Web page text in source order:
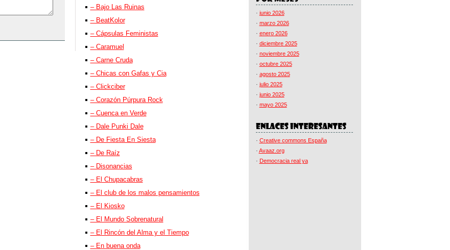
– Bajo Las Ruinas
– BeatKolor
– Cápsulas Feministas
– Caramuel
– Carne Cruda
– Chicas con Gafas y Cia
– Clickciber
– Corazón Púrpura Rock
– Cuenca en Verde
– Dale Punki Dale
– De Fiesta En Siesta
– De Raíz
– Disonancias
– El Chupacabras
– El club de los malos pensamientos
– El Kiosko
– El Mundo Sobrenatural
– El Rincón del Alma y el Tiempo
– En buena onda
· junio 2026
· marzo 2026
· enero 2026
· diciembre 2025
· noviembre 2025
· octubre 2025
· agosto 2025
· julio 2025
· junio 2025
· mayo 2025
· Creative commons España
· Avaaz.org
· Democracia real ya